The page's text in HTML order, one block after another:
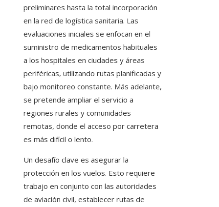
preliminares hasta la total incorporación
en la red de logística sanitaria. Las
evaluaciones iniciales se enfocan en el
suministro de medicamentos habituales
a los hospitales en ciudades y áreas
periféricas, utilizando rutas planificadas y
bajo monitoreo constante. Más adelante,
se pretende ampliar el servicio a
regiones rurales y comunidades
remotas, donde el acceso por carretera
es más difícil o lento.
Un desafío clave es asegurar la
protección en los vuelos. Esto requiere
trabajo en conjunto con las autoridades
de aviación civil, establecer rutas de